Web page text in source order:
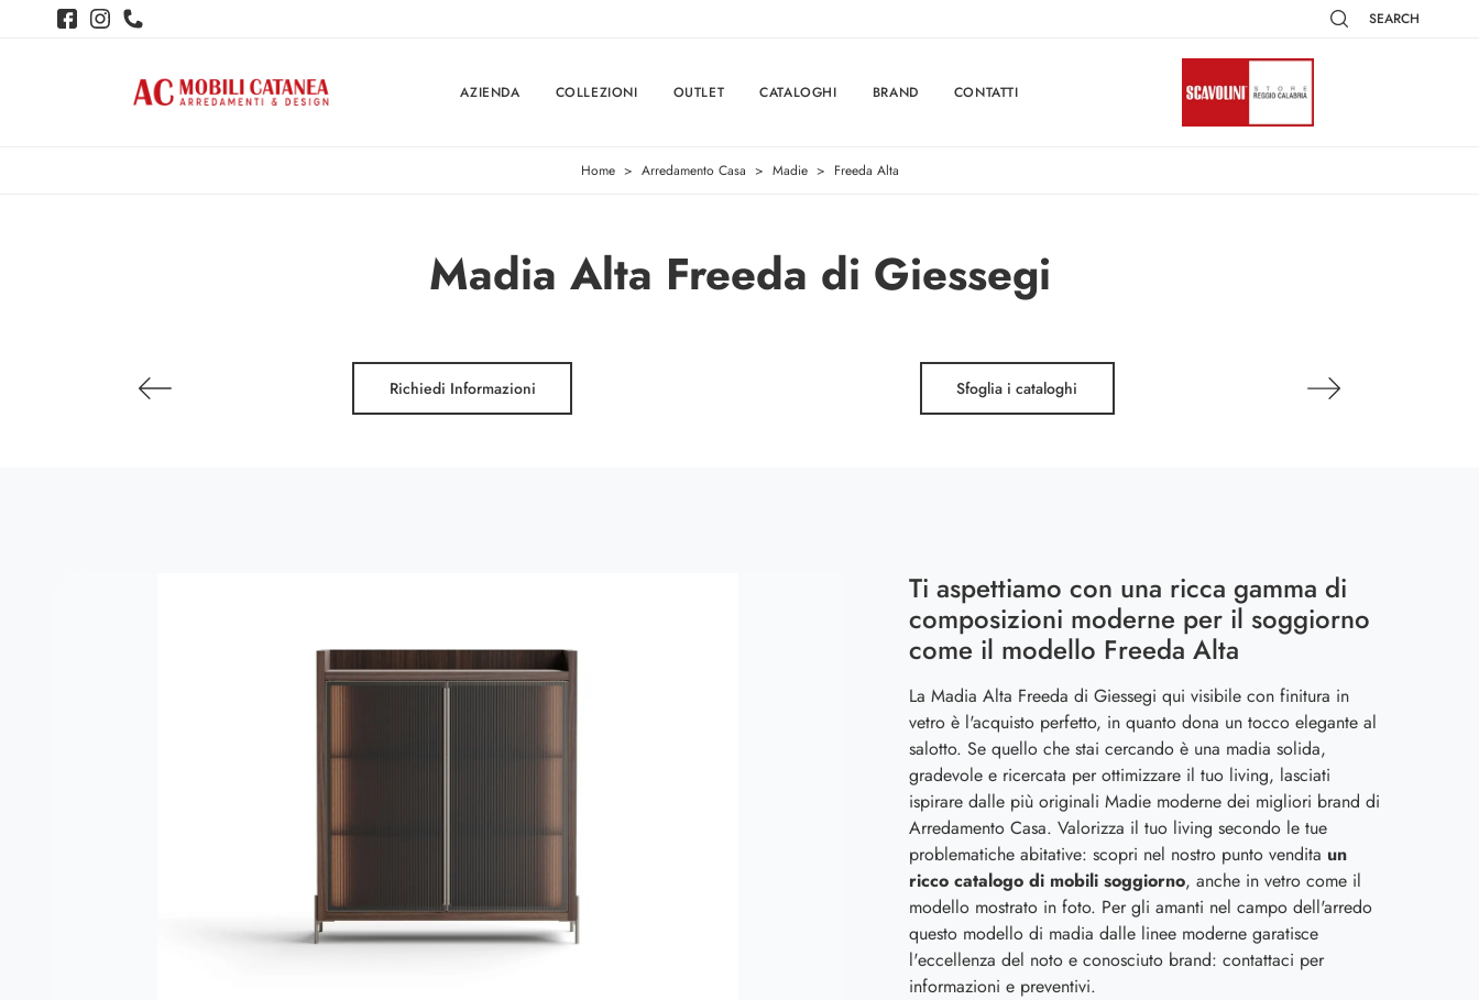
SEARCH
AZIENDA COLLEZIONI OUTLET CATALOGHI BRAND CONTATTI
Home > Arredamento Casa > Madie > Freeda Alta
Madia Alta Freeda di Giessegi
Richiedi Informazioni Sfoglia i cataloghi
Ti aspettiamo con una ricca gamma di
composizioni moderne per il soggiorno
come il modello Freeda Alta
La Madia Alta Freeda di Giessegi qui visibile con finitura in
vetro è l'acquisto perfetto, in quanto dona un tocco elegante al
salotto. Se quello che stai cercando è una madia solida,
gradevole e ricercata per ottimizzare il tuo living, lasciati
ispirare dalle più originali Madie moderne dei migliori brand di
Arredamento Casa. Valorizza il tuo living secondo le tue
problematiche abitative: scopri nel nostro punto vendita un
ricco catalogo di mobili soggiorno, anche in vetro come il
modello mostrato in foto. Per gli amanti nel campo dell'arredo
questo modello di madia dalle linee moderne garatisce
l'eccellenza del noto e conosciuto brand: contattaci per
informazioni e preventivi.